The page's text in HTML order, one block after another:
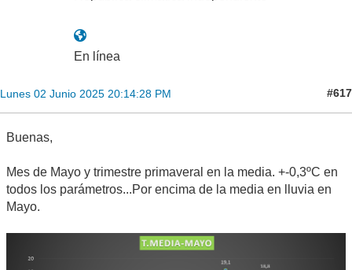
En línea
Lunes 02 Junio 2025 20:14:28 PM #617
Buenas,
Mes de Mayo y trimestre primaveral en la media. +-0,3ºC en
todos los parámetros...Por encima de la media en lluvia en
Mayo.